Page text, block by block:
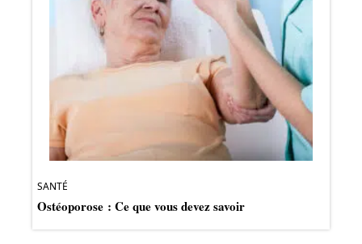
SANTÉ
Ostéoporose : Ce que vous devez savoir